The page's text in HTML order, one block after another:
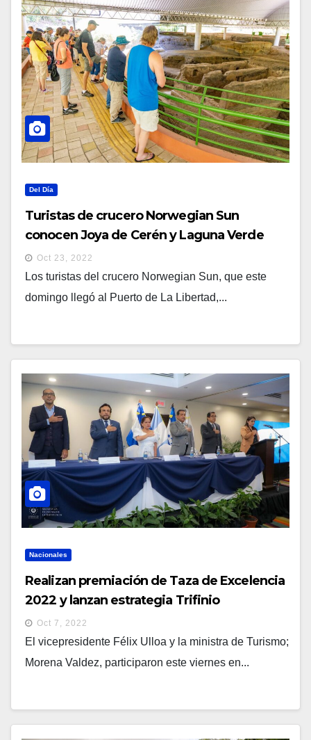
Del Día
Turistas de crucero Norwegian Sun
conocen Joya de Cerén y Laguna Verde
Oct 23, 2022
Los turistas del crucero Norwegian Sun, que este
domingo llegó al Puerto de La Libertad,...
Nacionales
Realizan premiación de Taza de Excelencia
2022 y lanzan estrategia Trifinio
Oct 7, 2022
El vicepresidente Félix Ulloa y la ministra de Turismo;
Morena Valdez, participaron este viernes en...